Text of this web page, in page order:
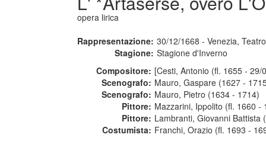
opera lirica
Rappresentazione: 30/12/1668 - Venezia,
Stagione: Stagione d'Inverno
Compositore: [Cesti, Antonio (fl. 1655 - 29/
Scenografo: Mauro, Gaspare (1627 -
Scenografo: Mauro, Pietro (1634 - 1714)
Pittore: Mazzarini, Ippolito (fl. 1660 -
Pittore: Lambranti, Giovanni Battista
Costumista: Franchi, Orazio (fl. 1693 -